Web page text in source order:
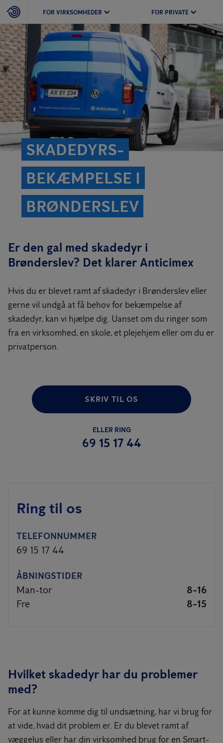
FOR VIRKSOMHEDER FOR PRIVATE
SKADEDYRS­
BEKÆMPELSE I
BRØNDERSLEV
Er den gal med skadedyr i
Brønderslev? Det klarer Anticimex
Hvis du er blevet ramt af skadedyr i Brønderslev eller
gerne vil undgå at få behov for bekæmpelse af
skadedyr, kan vi hjælpe dig. Uanset om du ringer som
fra en virksomhed, en skole, et plejehjem eller om du er
privatperson.
SKRIV TIL OS
ELLER RING
69 15 17 44
Ring til os
TELEFONNUMMER
69 15 17 44
ÅBNINGSTIDER
Man-tor
8-16
Fre
8-15
Hvilket skadedyr har du problemer
med?
For at kunne komme dig til undsætning, har vi brug for
at vide, hvad dit problem er. Er du blevet ramt af
væggelus eller har din virksomhed brug for en Smart-